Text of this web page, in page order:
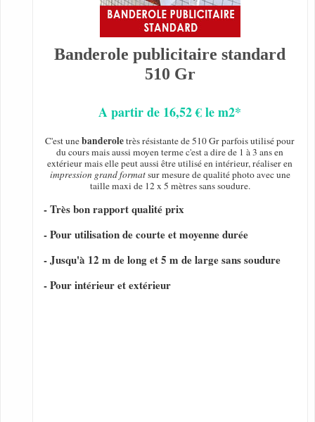
Banderole publicitaire standard
510 Gr
A partir de 16,52 € le m2*
C'est unebanderoletrès résistante de 510 Gr parfois utilisé pour
du cours mais aussi moyen terme c'est a dire de 1 à 3 ans en
extérieur mais elle peut aussi être utilisé en intérieur, réaliser en
impression grand formatsur mesure de qualité photo avec une
taille maxi de 12 x 5 mètres sans soudure.
- Très bon rapport qualité prix
- Pour utilisation de courte et moyenne durée
- Jusqu'à 12 m de long et 5 m de large sans soudure
- Pour intérieur et extérieur